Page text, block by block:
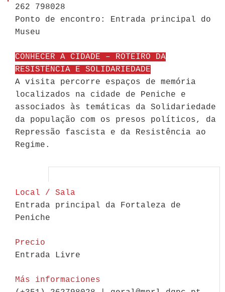
262 798028
Ponto de encontro: Entrada principal do
Museu
CONHECER A CIDADE – ROTEIRO DA
RESISTÊNCIA E SOLIDARIEDADE
A visita percorre espaços de memória
localizados na cidade de Peniche e
associados às temáticas da Solidariedade
da população com os presos políticos, da
Repressão fascista e da Resistência ao
Regime.
Local / Sala
Entrada principal da Fortaleza de
Peniche
Precio
Entrada Livre
Más informaciones